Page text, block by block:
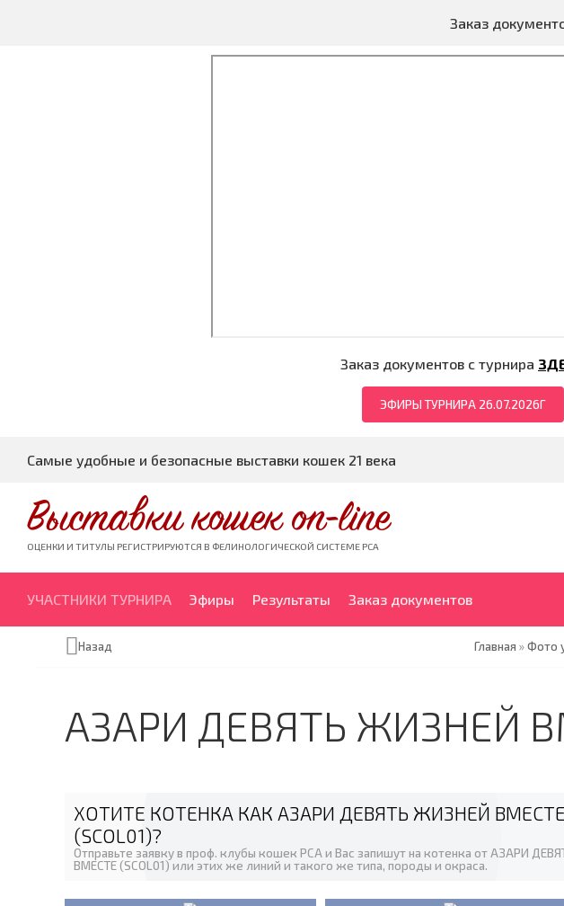
Заказ
Заказ документов с турнира
ЭФИРЫ ТУРНИРА 26.07.2026Г
Самые удобные и безопасные выставки кошек 21 века
Выставки кошек on-line
ОЦЕНКИ И ТИТУЛЫ РЕГИСТРИРУЮТСЯ В ФЕЛИНОЛОГИЧЕСКОЙ СИСТЕМЕ PCA
УЧАСТНИКИ ТУРНИРА Эфиры Результаты Заказ документов
Назад Главная »Фото
АЗАРИ ДЕВЯТЬ ЖИЗНЕЙ
ХОТИТЕ КОТЕНКА КАК АЗАРИ ДЕВЯТЬ ЖИЗНЕЙ ВМЕСТЕ
(SCOL01)?
Отправьте заявку в проф. клубы кошек PCA и Вас запишут на котенка от АЗАРИ
ВМЕСТЕ (SCOL01) или этих же линий и такого же типа, породы и окраса.